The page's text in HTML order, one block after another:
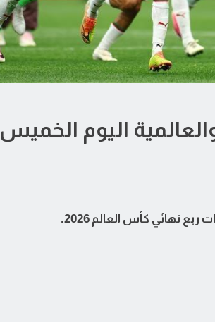
والعالمية اليوم الخميس
نهائي كأس العالم 2026.